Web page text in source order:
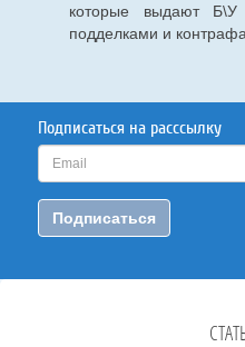
которые выдают
подделками и
Подписаться на расссылку
Подписаться